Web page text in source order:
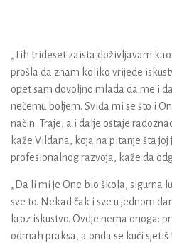
„Tih trideset zaista doživljavam
prošla da znam koliko vrijede
opet sam dovoljno mlada da me i
nečemu boljem. Sviđa mi se što i
način. Traje, a i dalje ostaje
kaže Vildana, koja na pitanje šta
profesionalnog razvoja, kaže da
„Da li mi je One bio škola, sigurna
sve to. Nekad čak i sve u jednom
kroz iskustvo. Ovdje nema onoga:
odmah praksa, a onda se kući